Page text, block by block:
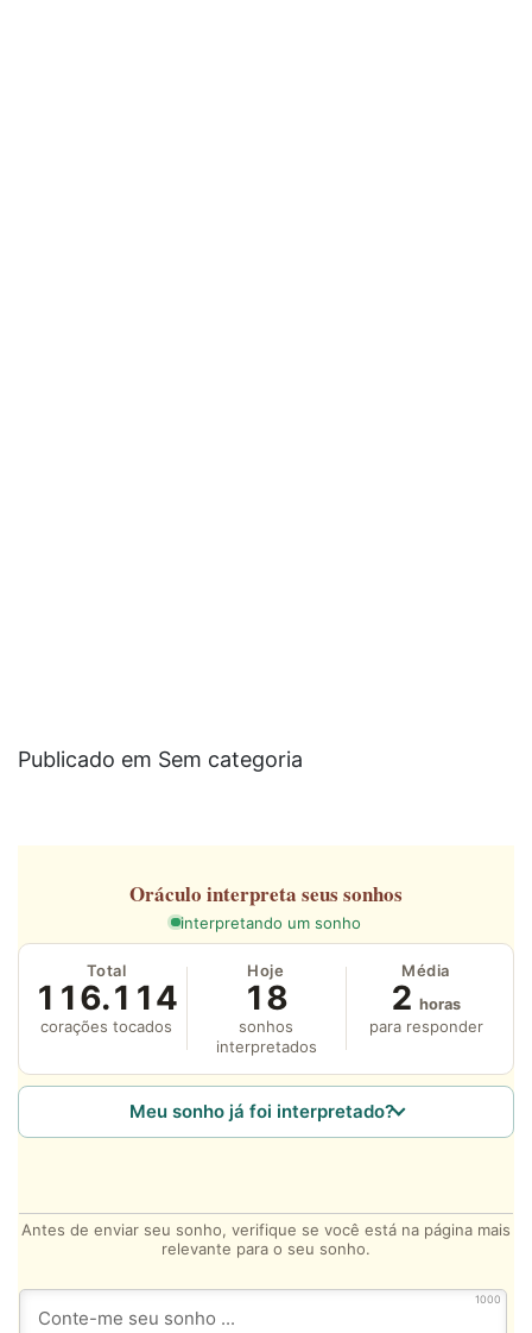
Publicado em Sem categoria
Oráculo interpreta seus sonhos
interpretando um sonho
Total
116.114
corações tocados
Hoje
18
sonhos
interpretados
Média
2 horas
para responder
Meu sonho já foi interpretado?
Antes de enviar seu sonho, verifique se você está na página mais
relevante para o seu sonho.
1000